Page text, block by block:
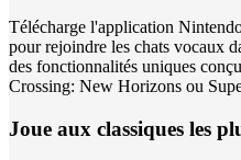
Télécharge l'application
pour rejoindre les chats vocaux
des fonctionnalités uniques
Crossing: New Horizons ou
Joue aux classiques les